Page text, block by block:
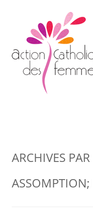
ARCHIVES
ASSOMPTION;